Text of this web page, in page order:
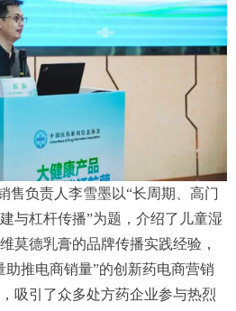
售负责人李雪墨以“长周期、高门
与杠杆传播”为题，介绍了儿童湿
莫德乳膏的品牌传播实践经验，
推电商销量”的创新药电商营销
吸引了众多处方药企业参与热烈